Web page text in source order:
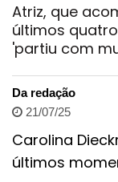
Atriz, que
últimos
'partiu com
Da redação
21/07/25
Carolina
últimos